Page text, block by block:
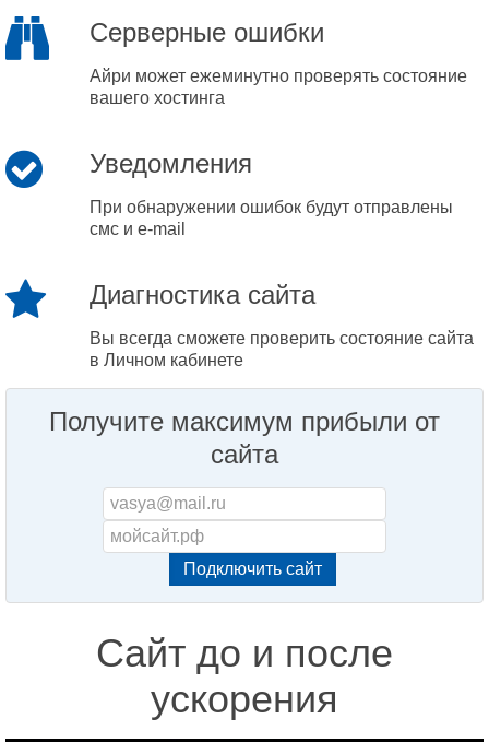
Серверные ошибки
Айри может ежеминутно проверять состояние
вашего хостинга
Уведомления
При обнаружении ошибок будут отправлены
смс и e-mail
Диагностика сайта
Вы всегда сможете проверить состояние сайта
в Личном кабинете
Получите максимум прибыли от
сайта
Сайт до и после
ускорения